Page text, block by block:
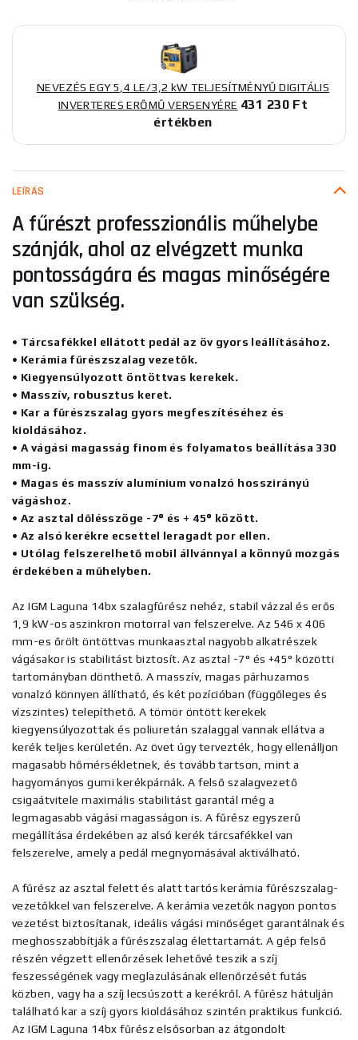
NEVEZÉS EGY 5,4 LE/3,2 kW TELJESÍTMÉNYŰ DIGITÁLIS
INVERTERES ERŐMŰ VERSENYÉRE 431 230 Ft
értékben
LEÍRÁS
A fűrészt professzionális műhelybe
szánják, ahol az elvégzett munka
pontosságára és magas minőségére
van szükség.
• Tárcsafékkel ellátott pedál az öv gyors leállításához.
• Kerámia fűrészszalag vezetők.
• Kiegyensúlyozott öntöttvas kerekek.
• Masszív, robusztus keret.
• Kar a fűrészszalag gyors megfeszítéséhez és
kioldásához.
• A vágási magasság finom és folyamatos beállítása 330
mm-ig.
• Magas és masszív alumínium vonalzó hosszirányú
vágáshoz.
• Az asztal dőlésszöge -7° és + 45° között.
• Az alsó kerékre ecsettel leragadt por ellen.
• Utólag felszerelhető mobil állvánnyal a könnyű mozgás
érdekében a műhelyben.
Az IGM Laguna 14bx szalagfűrész nehéz, stabil vázzal és erős
1,9 kW-os aszinkron motorral van felszerelve. Az 546 x 406
mm-es őrölt öntöttvas munkaasztal nagyobb alkatrészek
vágásakor is stabilitást biztosít. Az asztal -7° és +45° közötti
tartományban dönthető. A masszív, magas párhuzamos
vonalzó könnyen állítható, és két pozícióban (függőleges és
vízszintes) telepíthető. A tömör öntött kerekek
kiegyensúlyozottak és poliuretán szalaggal vannak ellátva a
kerék teljes kerületén. Az övet úgy tervezték, hogy ellenálljon
magasabb hőmérsékletnek, és tovább tartson, mint a
hagyományos gumi kerékpárnák. A felső szalagvezető
csigaátvitele maximális stabilitást garantál még a
legmagasabb vágási magasságon is. A fűrész egyszerű
megállítása érdekében az alsó kerék tárcsafékkel van
felszerelve, amely a pedál megnyomásával aktiválható.
A fűrész az asztal felett és alatt tartós kerámia fűrészszalag-
vezetőkkel van felszerelve. A kerámia vezetők nagyon pontos
vezetést biztosítanak, ideális vágási minőséget garantálnak és
meghosszabbítják a fűrészszalag élettartamát. A gép felső
részén végzett ellenőrzések lehetővé teszik a szíj
feszességének vagy meglazulásának ellenőrzését futás
közben, vagy ha a szíj lecsúszott a kerékről. A fűrész hátulján
található kar a szíj gyors kioldásához szintén praktikus funkció.
Az IGM Laguna 14bx fűrész elsősorban az átgondolt